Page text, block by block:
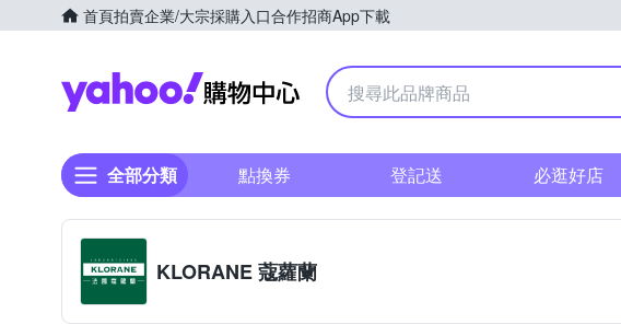
首頁拍賣企業/大宗採購入口合作招商App下載
Yahoo購物中心
全部分類 點換券 登記送 必逛好店
KLORANE 蔻蘿蘭